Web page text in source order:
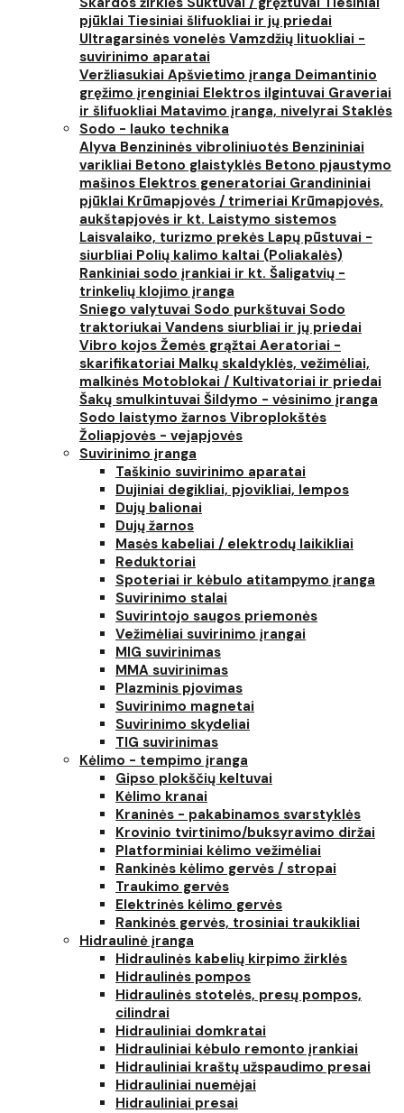
pjūklai Tiesiniai šlifuokliai ir jų priedai
Ultragarsinės vonelės Vamzdžių lituokliai -
suvirinimo aparatai
Veržliasukiai Apšvietimo įranga Deimantinio
gręžimo įrenginiai Elektros ilgintuvai Graveriai
ir šlifuokliai Matavimo įranga, nivelyrai Staklės
Sodo - lauko technika
Alyva Benzininės vibroliniuotės Benzininiai
varikliai Betono glaistyklės Betono pjaustymo
mašinos Elektros generatoriai Grandininiai
pjūklai Krūmapjovės / trimeriai Krūmapjovės,
aukštapjovės ir kt. Laistymo sistemos
Laisvalaiko, turizmo prekės Lapų pūstuvai -
siurbliai Polių kalimo kaltai (Poliakalės)
Rankiniai sodo įrankiai ir kt. Šaligatvių -
trinkelių klojimo įranga
Sniego valytuvai Sodo purkštuvai Sodo
traktoriukai Vandens siurbliai ir jų priedai
Vibro kojos Žemės grąžtai Aeratoriai -
skarifikatoriai Malkų skaldyklės, vežimėliai,
malkinės Motoblokai / Kultivatoriai ir priedai
Šakų smulkintuvai Šildymo - vėsinimo įranga
Sodo laistymo žarnos Vibroplokštės
Žoliapjovės - vejapjovės
Suvirinimo įranga
Taškinio suvirinimo aparatai
Dujiniai degikliai, pjovikliai, lempos
Dujų balionai
Dujų žarnos
Masės kabeliai / elektrodų laikikliai
Reduktoriai
Spoteriai ir kėbulo atitampymo įranga
Suvirinimo stalai
Suvirintojo saugos priemonės
Vežimėliai suvirinimo įrangai
MIG suvirinimas
MMA suvirinimas
Plazminis pjovimas
Suvirinimo magnetai
Suvirinimo skydeliai
TIG suvirinimas
Kėlimo - tempimo įranga
Gipso plokščių keltuvai
Kėlimo kranai
Kraninės - pakabinamos svarstyklės
Krovinio tvirtinimo/buksyravimo diržai
Platforminiai kėlimo vežimėliai
Rankinės kėlimo gervės / stropai
Traukimo gervės
Elektrinės kėlimo gervės
Rankinės gervės, trosiniai traukikliai
Hidraulinė įranga
Hidraulinės kabelių kirpimo žirklės
Hidraulinės pompos
Hidraulinės stotelės, presų pompos,
cilindrai
Hidrauliniai domkratai
Hidrauliniai kėbulo remonto įrankiai
Hidrauliniai kraštų užspaudimo presai
Hidrauliniai nuemėjai
Hidrauliniai presai